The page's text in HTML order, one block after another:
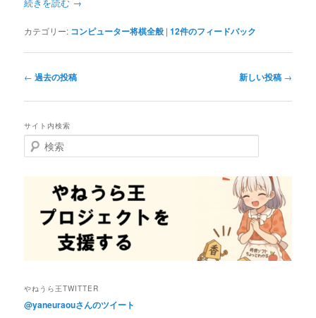
カテゴリー: コンピューター将棋全般 |12件のフィードバック
投
ナ
ゲ
ー
← 過去の投稿 新しい投稿 →
サイト内検索
検
索
やねうら王TWITTER
@yaneuraouさんのツイート